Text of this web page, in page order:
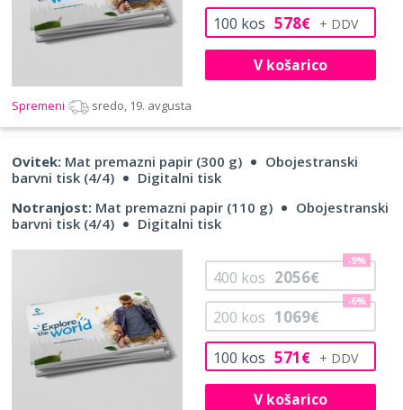
100 kos 578€
V košarico
Spremeni sredo, 19. avgusta
Ovitek: Mat premazni papir (300 g)
Obojestranski
barvni tisk (4/4)
Digitalni tisk
Notranjost: Mat premazni papir (110 g)
Obojestranski
barvni tisk (4/4)
Digitalni tisk
100 kos 571€
200 kos 1069€
-6%
400 kos 2056€
-9%
V košarico